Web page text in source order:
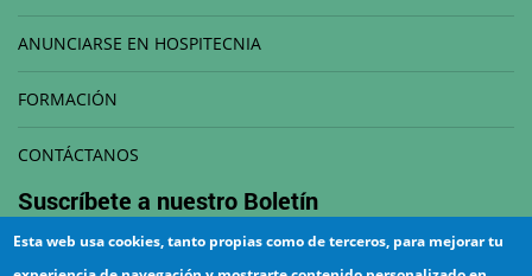
ANUNCIARSE EN HOSPITECNIA
FORMACIÓN
CONTÁCTANOS
Suscríbete a nuestro Boletín
Esta web usa cookies, tanto propias como de terceros, para mejorar tu